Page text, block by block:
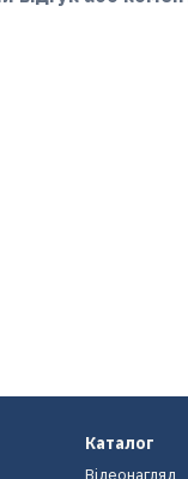
Каталог
Відеонагляд